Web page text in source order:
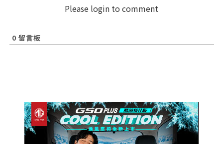
Please login to comment
0 留言板